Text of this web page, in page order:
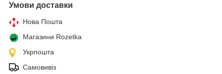
Умови доставки
Нова Пошта
Магазини Rozetka
Укрпошта
Самовивіз